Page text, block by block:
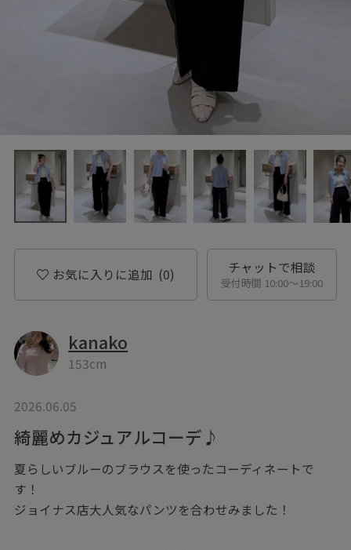
お気に入りに追加 (0) チャットで相談
受付時間 10:00〜19:00
kanako
153cm
2026.06.05
綺麗めカジュアルコーデ♪
夏らしいブルーのブラウスを使ったコーディネートで
す！
ジョイナス店大人気なパンツを合わせみました！